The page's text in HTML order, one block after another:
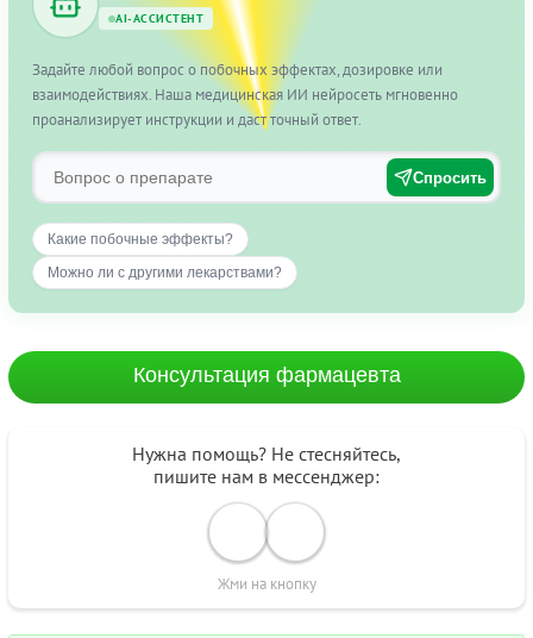
AI-АССИСТЕНТ
Задайте любой вопрос о побочных эффектах, дозировке или
взаимодействиях. Наша медицинская ИИ нейросеть мгновенно
проанализирует инструкции и даст точный ответ.
Спросить
Какие побочные эффекты?
Можно ли с другими лекарствами?
Консультация фармацевта
Нужна помощь? Не стесняйтесь,
пишите нам в мессенджер:
Жми на кнопку